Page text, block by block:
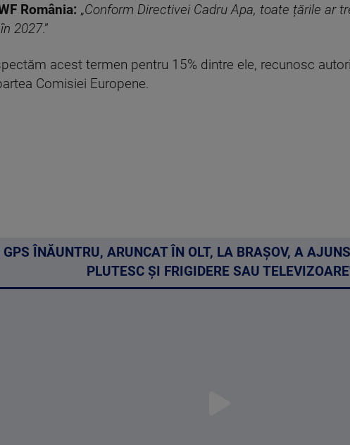
România: „Conform Directivei Cadru Apa, toate țările ar
2027.”
acest termen pentru 15% dintre ele, recunosc
Comisiei Europene.
ÎNĂUNTRU, ARUNCAT ÎN OLT, LA BRAȘOV, A
PLUTESC ȘI FRIGIDERE SAU